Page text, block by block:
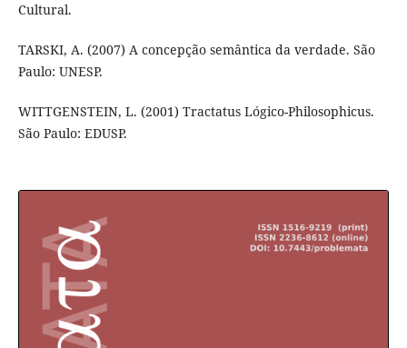
Cultural.
TARSKI, A. (2007) A concepção semântica da verdade. São
Paulo: UNESP.
WITTGENSTEIN, L. (2001) Tractatus Lógico-Philosophicus.
São Paulo: EDUSP.